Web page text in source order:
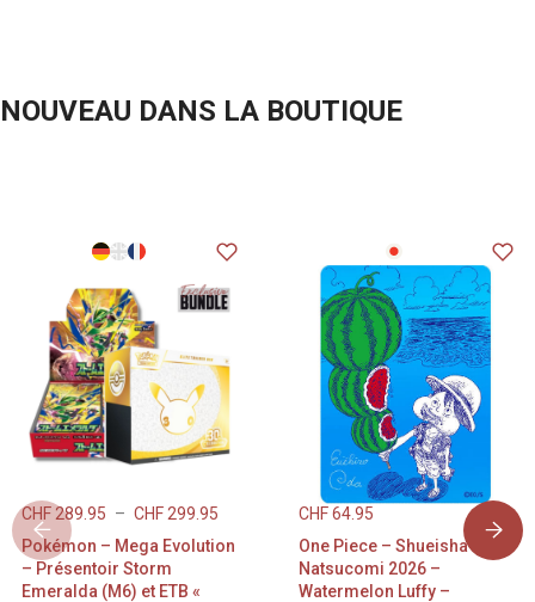
NOUVEAU DANS LA BOUTIQUE
CHF 289.95 – CHF 299.95
Pokémon – Mega Evolution
– Présentoir Storm
Emeralda (M6) et ETB «
CHF64.95
One Piece – Shueisha
Natsucomi 2026 –
Watermelon Luffy –